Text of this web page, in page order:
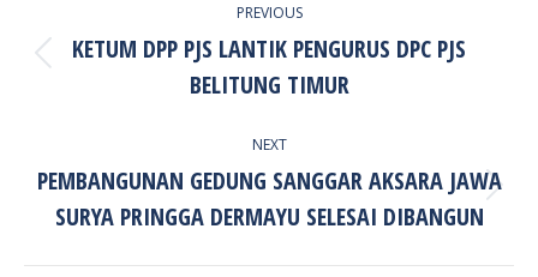
PREVIOUS
Previous
post:
KETUM DPP PJS LANTIK PENGURUS DPC PJS
BELITUNG TIMUR
NEXT
Next
post:
PEMBANGUNAN GEDUNG SANGGAR AKSARA JAWA
SURYA PRINGGA DERMAYU SELESAI DIBANGUN